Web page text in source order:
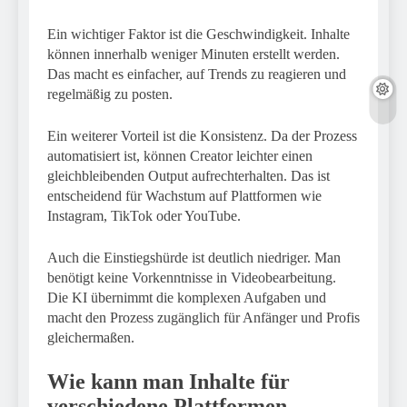
Ein wichtiger Faktor ist die Geschwindigkeit. Inhalte
können innerhalb weniger Minuten erstellt werden.
Das macht es einfacher, auf Trends zu reagieren und
regelmäßig zu posten.
Ein weiterer Vorteil ist die Konsistenz. Da der Prozess
automatisiert ist, können Creator leichter einen
gleichbleibenden Output aufrechterhalten. Das ist
entscheidend für Wachstum auf Plattformen wie
Instagram, TikTok oder YouTube.
Auch die Einstiegshürde ist deutlich niedriger. Man
benötigt keine Vorkenntnisse in Videobearbeitung.
Die KI übernimmt die komplexen Aufgaben und
macht den Prozess zugänglich für Anfänger und Profis
gleichermaßen.
Wie kann man Inhalte für